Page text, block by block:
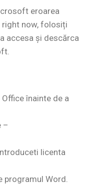
eroarea
right now, folosiți
accesa și descărca
înainte de a
–
licenta
programul Word.